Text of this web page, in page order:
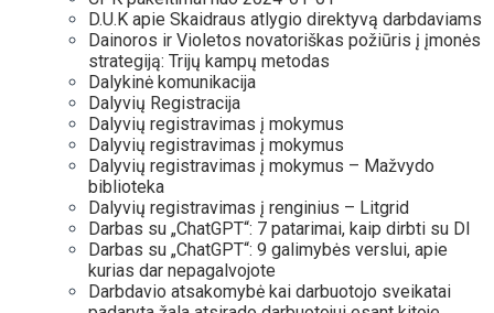
D.U.K apie Skaidraus atlygio direktyvą darbdaviams
Dainoros ir Violetos novatoriškas požiūris į įmonės
strategiją: Trijų kampų metodas
Dalykinė komunikacija
Dalyvių Registracija
Dalyvių registravimas į mokymus
Dalyvių registravimas į mokymus
Dalyvių registravimas į mokymus – Mažvydo
biblioteka
Dalyvių registravimas į renginius – Litgrid
Darbas su „ChatGPT“: 7 patarimai, kaip dirbti su DI
Darbas su „ChatGPT“: 9 galimybės verslui, apie
kurias dar nepagalvojote
Darbdavio atsakomybė kai darbuotojo sveikatai